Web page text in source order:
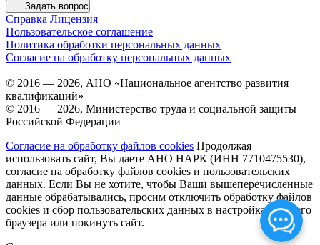
Задать вопрос
Справка Лицензия
Пользовательское соглашение
Политика обработки персональных данных
Согласие на обработку персональных данных
© 2016 — 2026, АНО «Национальное агентство развития
квалификаций»
© 2016 — 2026, Министерство труда и социальной защиты
Российской Федерации
Согласие на обработку файлов cookies Продолжая
использовать сайт, Вы даете АНО НАРК (ИНН 7710475530),
согласие на обработку файлов cookies и пользовательских
данных. Если Вы не хотите, чтобы Ваши вышеперечисленные
данные обрабатывались, просим отключить обработку файлов
cookies и сбор пользовательских данных в настройках Вашего
браузера или покинуть сайт.